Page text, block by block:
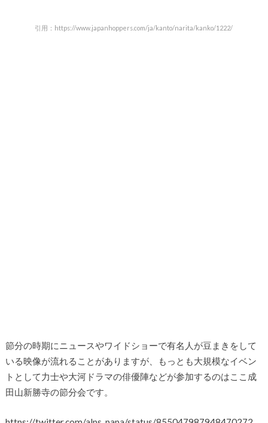
引用：https://www.japanhoppers.com/ja/kanto/narita/kanko/1222/
節分の時期にニュースやワイドショーで有名人が豆まきをして
いる映像が流れることがありますが、もっとも大規模なイベン
トとして力士や大河ドラマの俳優陣などが参加するのはここ成
田山新勝寺の節分会です。